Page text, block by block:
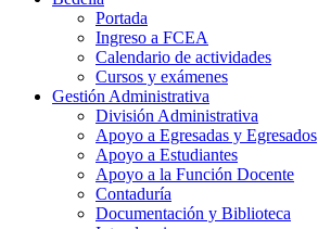
Portada
Ingreso a FCEA
Calendario de actividades
Cursos y exámenes
Gestión Administrativa
División Administrativa
Apoyo a Egresadas y Egresados
Apoyo a Estudiantes
Apoyo a la Función Docente
Contaduría
Documentación y Biblioteca